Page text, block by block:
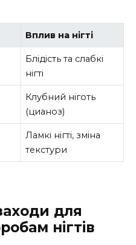
Вплив на нігті
Блідість та слабкі
нігті
Клубний ніготь
(цианоз)
Ламкі нігті, зміна
текстури
для
нігтів